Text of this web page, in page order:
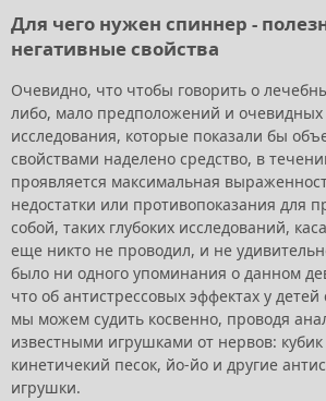
Для чего нужен спиннер -
негативные свойства
Очевидно, что чтобы говорить о
либо, мало предположений и
исследования, которые показали бы
свойствами наделено средство, в
проявляется максимальная
недостатки или противопоказания для
собой, таких глубоких исследований,
еще никто не проводил, и не
было ни одного упоминания о данном
что об антистрессовых эффектах у
мы можем судить косвенно, проводя
известными игрушками от нервов: кубик
кинетичекий песок, йо-йо и другие
игрушки.